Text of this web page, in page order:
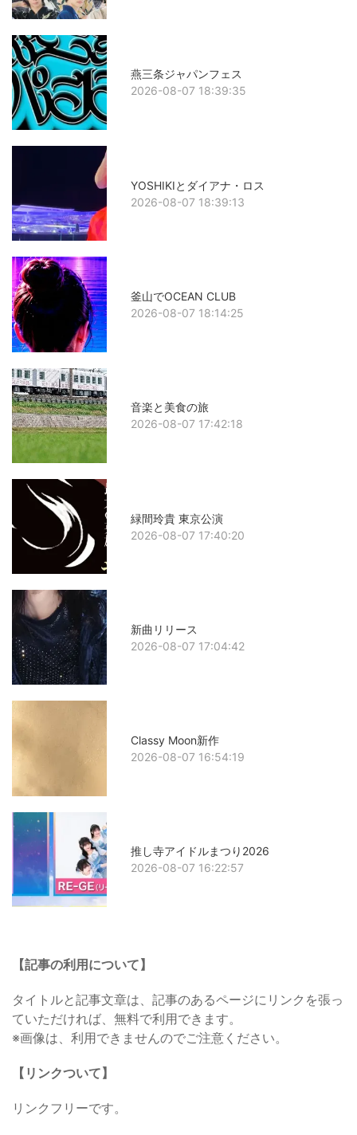
燕三条ジャパンフェス
2026-08-07 18:39:35
YOSHIKIとダイアナ・ロス
2026-08-07 18:39:13
釜山でOCEAN CLUB
2026-08-07 18:14:25
音楽と美食の旅
2026-08-07 17:42:18
緑間玲貴 東京公演
2026-08-07 17:40:20
新曲リリース
2026-08-07 17:04:42
Classy Moon新作
2026-08-07 16:54:19
推し寺アイドルまつり2026
2026-08-07 16:22:57
【記事の利用について】
タイトルと記事文章は、記事のあるページにリンクを張っ
ていただければ、無料で利用できます。
※画像は、利用できませんのでご注意ください。
【リンクついて】
リンクフリーです。